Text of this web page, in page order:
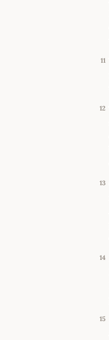
11
12
13
14
15